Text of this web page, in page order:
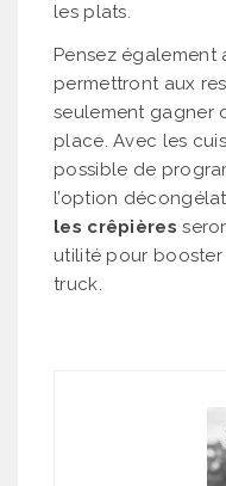
les plats.
Pensez
permettront aux
seulement gagner
place. Avec les
possible de
l’option
les crêpières
utilité pour
truck.